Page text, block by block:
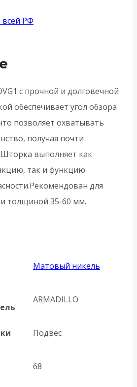
всей РФ
с прочной и долговечной
обеспечивает угол обзора
позволяет охватывать
получая почти
выполняет как
так и функцию
для
толщиной 35-60 мм.
Матовый никель
ARMADILLO
Подвес
68